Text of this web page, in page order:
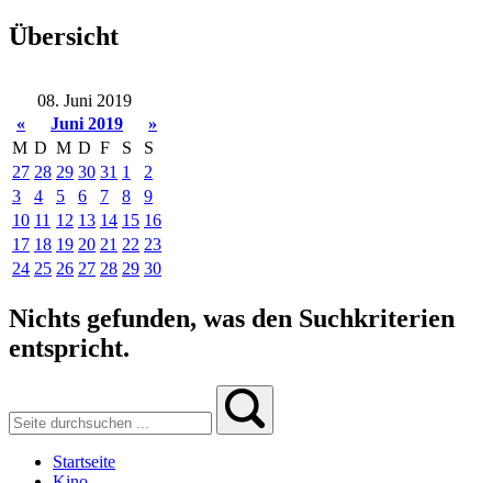
Übersicht
08. Juni 2019
«
Juni 2019
»
M D M D F S
S
27 28 29 30 31 1
2
3
4 5 6 7 8
9
10 11 12 13 14 15 16
17 18 19 20 21 22 23
24 25 26 27 28 29 30
Nichts gefunden, was den Suchkriterien
entspricht.
Startseite